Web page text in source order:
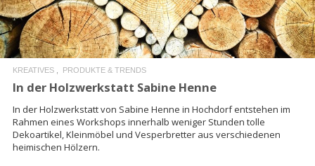
KREATIVES PRODUKTE & TRENDS
In der Holzwerkstatt Sabine Henne
In der Holzwerkstatt von Sabine Henne in Hochdorf entstehen im
Rahmen eines Workshops innerhalb weniger Stunden tolle
Dekoartikel, Kleinmöbel und Vesperbretter aus verschiedenen
heimischen Hölzern.